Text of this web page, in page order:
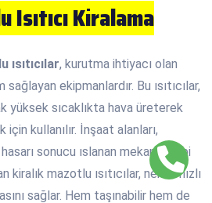
Isıtıcı Kiralama
, kurutma ihtiyacı olan
ekipmanlardır. Bu ısıtıcılar,
yüksek sıcaklıkta hava üreterek
kullanılır. İnşaat alanları,
sonucu ıslanan mekanlar gibi
mazotlu ısıtıcılar, nemin hızlı
sağlar. Hem taşınabilir hem de